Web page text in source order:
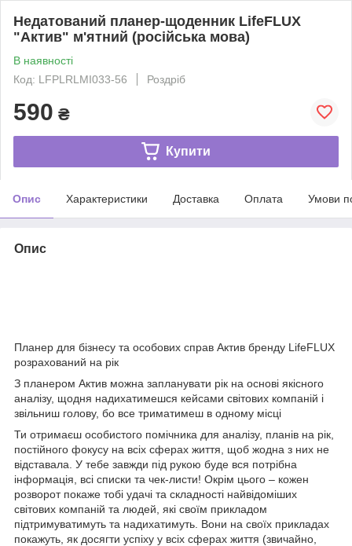
Недатований планер-щоденник LifeFLUX
"Актив" м'ятний (російська мова)
В наявності
Код: LFPLRLMI033-56
Роздріб
590 ₴
Купити
Опис Характеристики Доставка Оплата Умови
Опис
Планер для бізнесу та особових справ Актив бренду LifeFLUX
розрахований на рік
З планером Актив можна запланувати рік на основі якісного
аналізу, щодня надихатимешся кейсами світових компаній і
звільниш голову, бо все триматимеш в одному місці
Ти отримаєш особистого помічника для аналізу, планів на рік,
постійного фокусу на всіх сферах життя, щоб жодна з них не
відставала. У тебе завжди під рукою буде вся потрібна
інформація, всі списки та чек-листи! Окрім цього – кожен
розворот покаже тобі удачі та складності найвідоміших
світових компаній та людей, які своїм прикладом
підтримуватимуть та надихатимуть. Вони на своїх прикладах
покажуть, як досягти успіху у всіх сферах життя (звичайно,